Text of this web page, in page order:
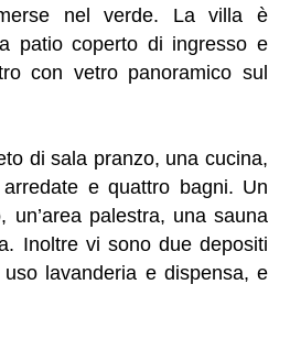
nel verde. La villa è
patio coperto di ingresso e
con vetro panoramico sul
di sala pranzo, una cucina,
e quattro bagni. Un
un’area palestra, una sauna
Inoltre vi sono due depositi
lavanderia e dispensa, e